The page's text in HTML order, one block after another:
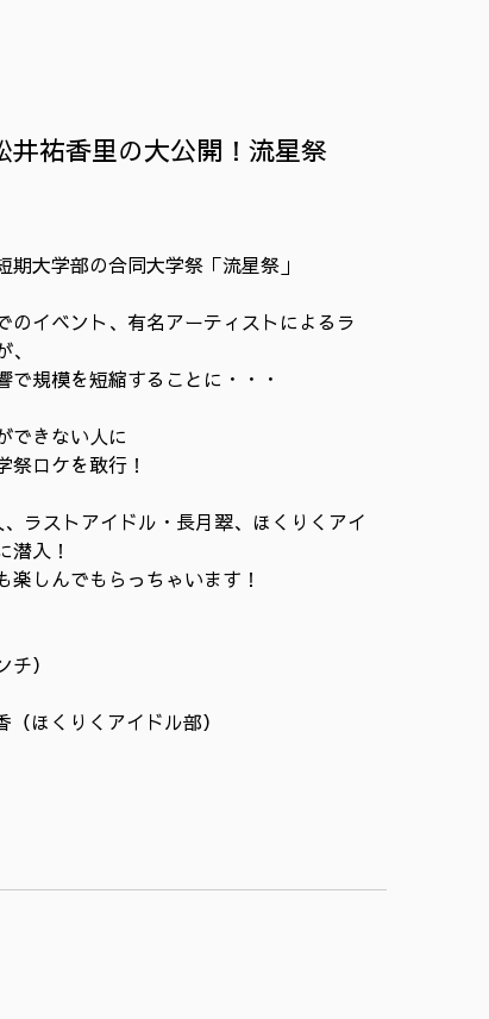
井祐香里の大公開！流星祭
大学部の合同大学祭「流星祭」
のイベント、有名アーティストによるラ
規模を短縮することに・・・
できない人に
祭ロケを敢行！
ラストアイドル・長月翠、ほくりくアイ
潜入！
楽しんでもらっちゃいます！
）
ほくりくアイドル部）